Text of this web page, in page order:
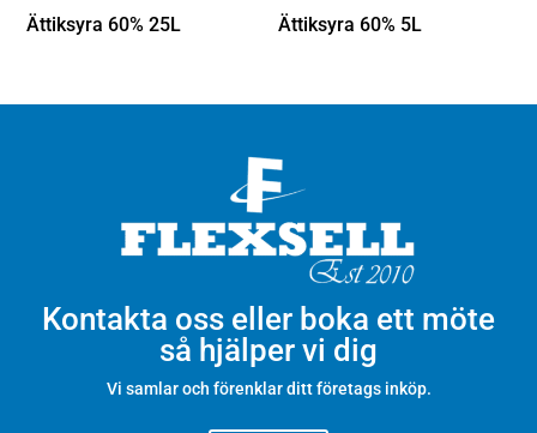
Ättiksyra 60% 25L Ättiksyra 60% 5L
Kontakta oss eller boka ett möte
så hjälper vi dig
Vi samlar och förenklar ditt företags inköp.